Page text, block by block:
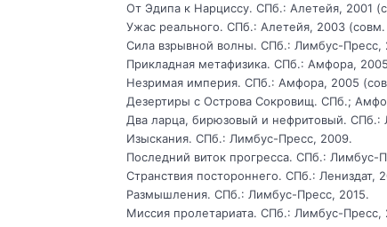
От Эдипа к Нарциссу. СПб.: Алетейя, 2001
Ужас реального. СПб.: Алетейя, 2003
Сила взрывной волны. СПб.: Лимбус-Пресс,
Прикладная метафизика. СПб.: Амфора,
Незримая империя. СПб.: Амфора, 2005
Дезертиры с Острова Сокровищ. СПб.;
Два ларца, бирюзовый и нефритовый. СПб.:
Изыскания. СПб.: Лимбус-Пресс, 2009.
Последний виток прогресса. СПб.: Лимбус-
Странствия постороннего. СПб.: Лениздат,
Размышления. СПб.: Лимбус-Пресс, 2015.
Миссия пролетариата. СПб.: Лимбус-Пресс,